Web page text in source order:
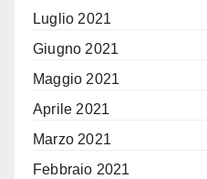
Luglio 2021
Giugno 2021
Maggio 2021
Aprile 2021
Marzo 2021
Febbraio 2021